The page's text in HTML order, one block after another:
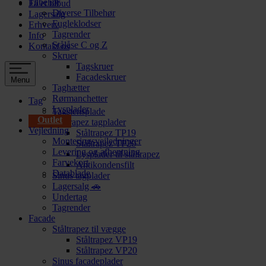
Tilbehør
Diverse Tilbehør
Fugleklodser
Tagrender
Stålåse C og Z
Skruer
Tagskruer
Facadeskruer
Taghætter
Rørmanchetter
Lysplader
Outlet
Vejledning
Monteringsvejledninger
Levering og afhentning
Farvekort
Datablade
Få et tilbud
Lagersalg
Erhverv
Info
Kontakt os
Menu
Tag
Tagstensplade
Ståltrapez tagplader
Ståltrapez TP19
Ståltrapez TP20
Lysplader til ståltrapez
Antikondensfilt
Sinus tagplader
Lagersalg 🚗
Undertag
Tagrender
Facade
Ståltrapez til vægge
Ståltrapez VP19
Ståltrapez VP20
Sinus facadeplader